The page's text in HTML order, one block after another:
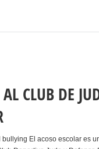
CLUB DE
El acoso escolar es